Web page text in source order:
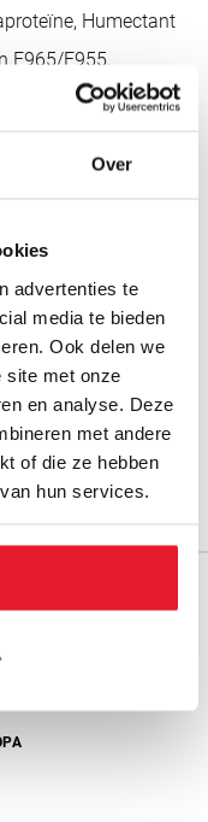
Over
advertenties te
media te bieden
Ook delen we
site met onze
en analyse. Deze
met andere
of die ze hebben
hun services.
Humectant
E965/E955,
boter, palmvet,
kleur E150a.
reep!
g
verpakking
reep!